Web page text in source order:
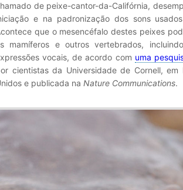
de peixe-cantor-da-Califórnia,
e na padronização dos sons
que o mesencéfalo destes peixes
mamíferos e outros vertebrados,
vocais, de acordo com uma
cientistas da Universidade de Cornell,
e publicada na Nature Communications.